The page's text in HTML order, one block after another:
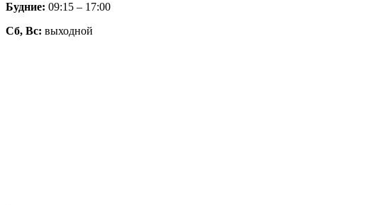
Будние: 09:15 – 17:00
Сб, Вс: выходной